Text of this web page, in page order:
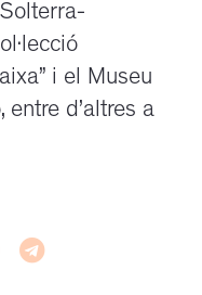
i el Museu
d’altres a